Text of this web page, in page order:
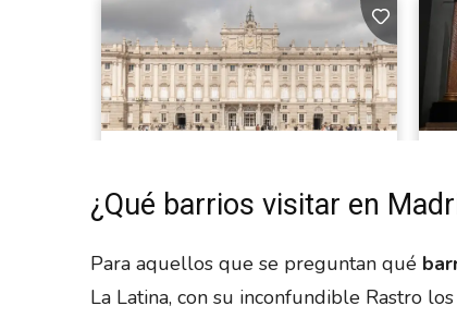
¿Qué barrios visitar en
Para aquellos que se preguntan qué
La Latina, con su inconfundible Rastro